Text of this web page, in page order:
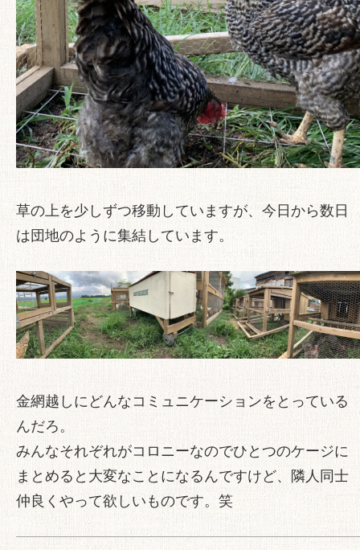
草の上を少しずつ移動していますが、今日から数日
は団地のように集結しています。
金網越しにどんなコミュニケーションをとっている
んだろ。
みんなそれぞれがコロニーなのでひとつのケージに
まとめると大変なことになるんですけど、隣人同士
仲良くやって欲しいものです。笑